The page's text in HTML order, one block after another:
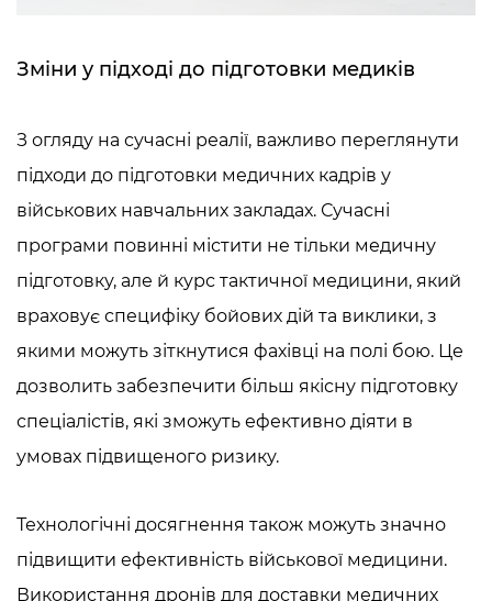
Зміни у підході до підготовки медиків
З огляду на сучасні реалії, важливо переглянути
підходи до підготовки медичних кадрів у
військових навчальних закладах. Сучасні
програми повинні містити не тільки медичну
підготовку, але й курс тактичної медицини, який
враховує специфіку бойових дій та виклики, з
якими можуть зіткнутися фахівці на полі бою. Це
дозволить забезпечити більш якісну підготовку
спеціалістів, які зможуть ефективно діяти в
умовах підвищеного ризику.
Технологічні досягнення також можуть значно
підвищити ефективність військової медицини.
Використання дронів для доставки медичних